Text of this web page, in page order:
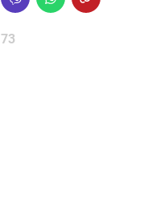
73